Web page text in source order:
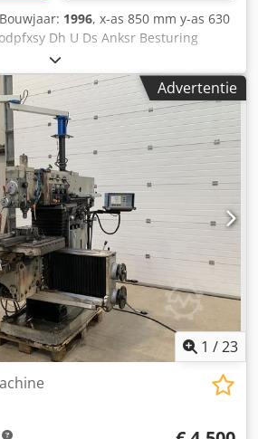
1996, x-as 850 mm y-as 630
Dh U Ds Anksr Besturing
Snelle verplaatsing 10 m/min
x 550 mm Spiltoerental 20 - 4.200
Gereedschaphouder SK 40 Naar
de machine in een goede,
deze na afspraak onder stroom
kenmerken & toebehoren: -
afgebeelde gereedschappen
alleen bij de levering inbegrepen
wordt vermeld. Wijzigingen
technische gegevens en informatie
voorbehouden!
Advertentie
1 /23